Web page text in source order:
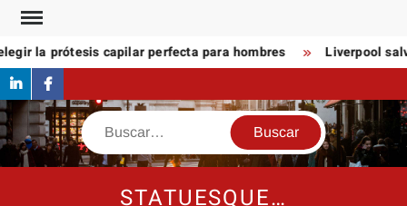
Saltar
contenidola prótesis capilar perfecta para hombres Liverpool
linkedinFacebook
Buscar
STATUESQUE…